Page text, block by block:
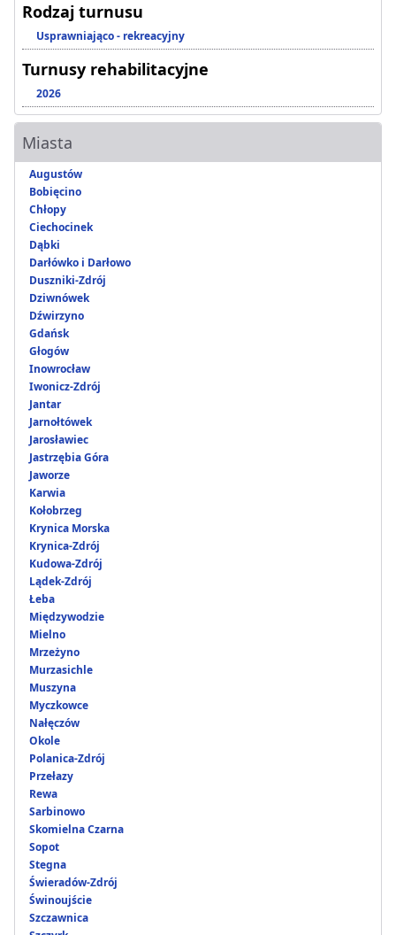
Rodzaj turnusu
Usprawniająco - rekreacyjny
Turnusy rehabilitacyjne
2026
Miasta
Augustów
Bobięcino
Chłopy
Ciechocinek
Dąbki
Darłówko i Darłowo
Duszniki-Zdrój
Dziwnówek
Dźwirzyno
Gdańsk
Głogów
Inowrocław
Iwonicz-Zdrój
Jantar
Jarnołtówek
Jarosławiec
Jastrzębia Góra
Jaworze
Karwia
Kołobrzeg
Krynica Morska
Krynica-Zdrój
Kudowa-Zdrój
Lądek-Zdrój
Łeba
Międzywodzie
Mielno
Mrzeżyno
Murzasichle
Muszyna
Myczkowce
Nałęczów
Okole
Polanica-Zdrój
Przełazy
Rewa
Sarbinowo
Skomielna Czarna
Sopot
Stegna
Świeradów-Zdrój
Świnoujście
Szczawnica